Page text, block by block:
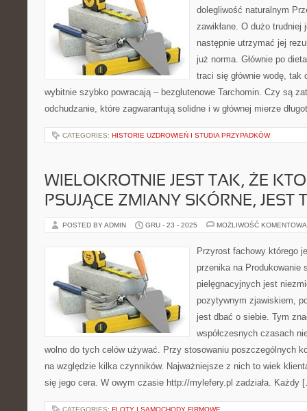
dolegliwość naturalnym
zawikłane. O dużo
następnie utrzymać jej
już norma. Głównie po
traci się głównie wodę, tak
wybitnie szybko powracają – bezglutenowe Tarchomin. Czy są
odchudzanie, które zagwarantują solidne i w głównej mierze
CATEGORIES: HISTORIE UZDROWIEŃ I STUDIA PRZYPADKÓW
WIELOKROTNIE JEST TAK, ŻE
PSUJĄCE ZMIANY SKÓRNE, JEST
POSTED BY ADMIN GRU - 23 - 2025 MOŻLIWOŚĆ
Przyrost fachowy którego
przenika na Produkowanie
pielęgnacyjnych jest
pozytywnym zjawiskiem,
jest dbać o siebie. Tym
współczesnych czasach
wolno do tych celów używać. Przy stosowaniu poszczególnych
na względzie kilka czynników. Najważniejsze z nich to wiek
się jego cera. W owym czasie http://mylefery.pl zadziała. Każdy
CATEGORIES: FLOTY I SAMOCHODY FIRMOWE